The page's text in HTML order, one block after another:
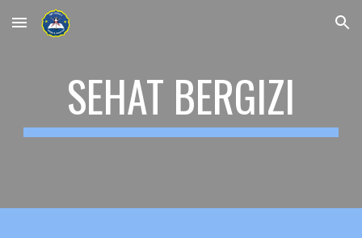
Skip to main content Skip to navigation
SEHAT BERGIZI